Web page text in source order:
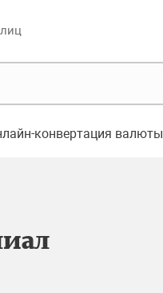
конвертация валюты